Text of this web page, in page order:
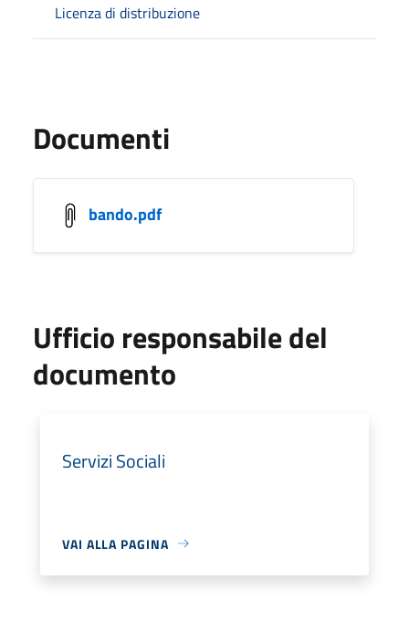
Licenza di distribuzione
Documenti
bando.pdf
Ufficio responsabile del
documento
Servizi Sociali
VAI ALLA PAGINA